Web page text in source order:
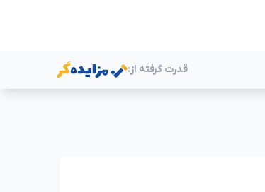
قدرت گرفته از: